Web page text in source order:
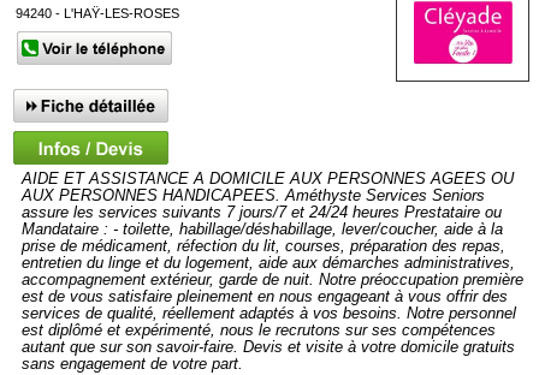
94240 - L'HAŸ-LES-ROSES
AIDE ET ASSISTANCE A DOMICILE AUX PERSONNES AGEES OU
AUX PERSONNES HANDICAPEES. Améthyste Services Seniors
assure les services suivants 7 jours/7 et 24/24 heures Prestataire ou
Mandataire : - toilette, habillage/déshabillage, lever/coucher, aide à la
prise de médicament, réfection du lit, courses, préparation des repas,
entretien du linge et du logement, aide aux démarches administratives,
accompagnement extérieur, garde de nuit. Notre préoccupation première
est de vous satisfaire pleinement en nous engageant à vous offrir des
services de qualité, réellement adaptés à vos besoins. Notre personnel
est diplômé et expérimenté, nous le recrutons sur ses compétences
autant que sur son savoir-faire. Devis et visite à votre domicile gratuits
sans engagement de votre part.